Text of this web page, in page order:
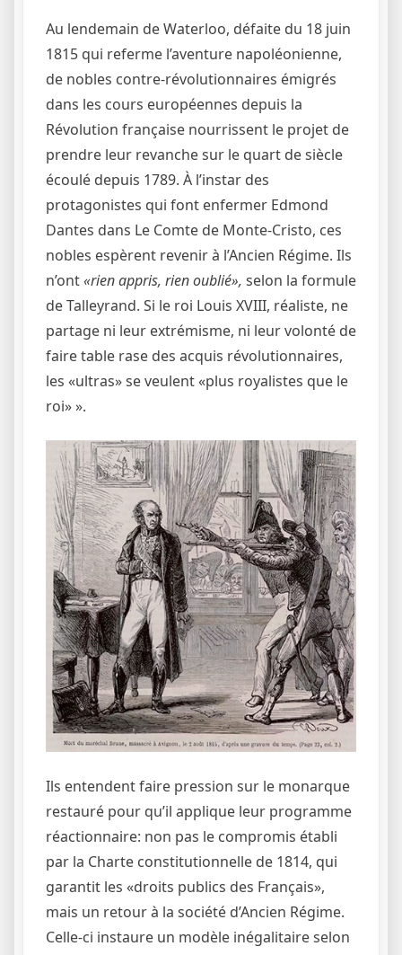
Au lendemain de Waterloo, défaite du 18 juin
1815 qui referme l’aventure napoléonienne,
de nobles contre-révolutionnaires émigrés
dans les cours européennes depuis la
Révolution française nourrissent le projet de
prendre leur revanche sur le quart de siècle
écoulé depuis 1789. À l’instar des
protagonistes qui font enfermer Edmond
Dantes dans Le Comte de Monte-Cristo, ces
nobles espèrent revenir à l’Ancien Régime. Ils
n’ont«rien appris, rien oublié», selon la formule
de Talleyrand. Si le roi Louis XVIII, réaliste, ne
partage ni leur extrémisme, ni leur volonté de
faire table rase des acquis révolutionnaires,
les «ultras» se veulent «plus royalistes que le
roi» ».
Ils entendent faire pression sur le monarque
restauré pour qu’il applique leur programme
réactionnaire: non pas le compromis établi
par la Charte constitutionnelle de 1814, qui
garantit les «droits publics des Français»,
mais un retour à la société d’Ancien Régime.
Celle-ci instaure un modèle inégalitaire selon